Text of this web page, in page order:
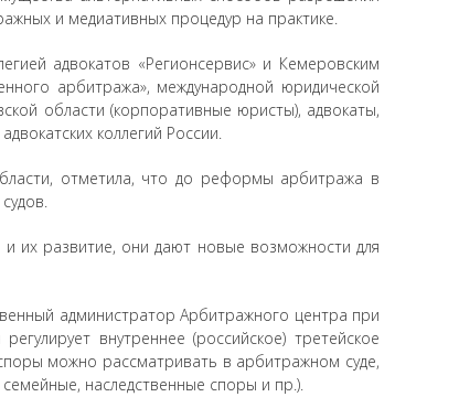
и медиативных процедур на практике.
адвокатов «Регионсервис» и Кемеровским
арбитража», международной юридической
области (корпоративные юристы), адвокаты,
коллегий России.
отметила, что до реформы арбитража в
их развитие, они дают новые возможности для
администратор Арбитражного центра при
внутреннее (российское) третейское
можно рассматривать в арбитражном суде,
наследственные споры и пр.).